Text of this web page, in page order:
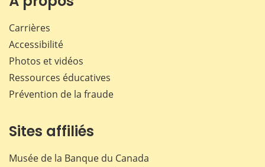
Carrières
Accessibilité
Photos et vidéos
Ressources éducatives
Prévention de la fraude
Sites affiliés
Musée de la Banque du Canada